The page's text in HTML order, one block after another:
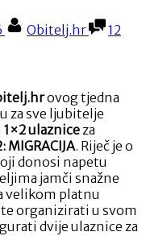
By
Obitelj.hr
12
ovog tjedna
za sve ljubitelje
1×2 ulaznice za
MIGRACIJA. Riječ je o
donosi napetu
jamči snažne
velikom platnu
organizirati u svom
dvije ulaznice za